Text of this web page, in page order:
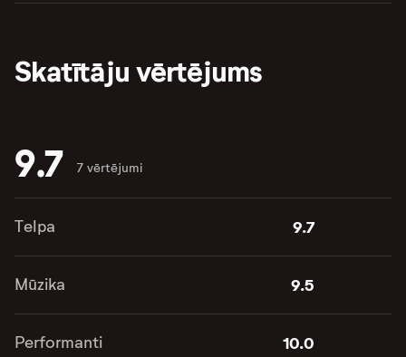
Skatītāju vērtējums
9.7 7 vērtējumi
Telpa 9.7
Mūzika 9.5
Performanti 10.0